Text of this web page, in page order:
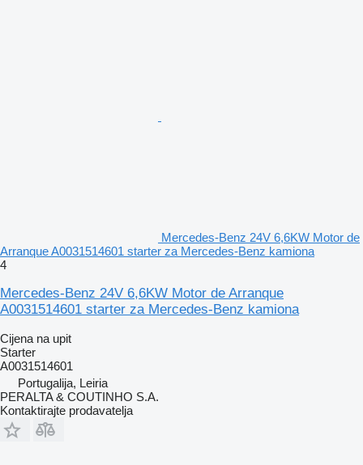
Mercedes-Benz 24V 6,6KW Motor de
Arranque A0031514601 starter za Mercedes-Benz kamiona
4
Mercedes-Benz 24V 6,6KW Motor de Arranque
A0031514601 starter za Mercedes-Benz kamiona
Cijena na upit
Starter
A0031514601
Portugalija, Leiria
PERALTA & COUTINHO S.A.
Kontaktirajte prodavatelja